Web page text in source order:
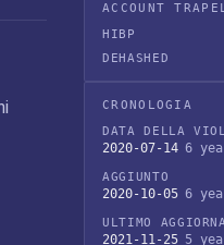
ACCOUNT
HIBP
DEHASHED
CRONOLOGIA
DATA DELLA
2020-07-14 6
AGGIUNTO
2020-10-05 6
ULTIMO
2021-11-25 5